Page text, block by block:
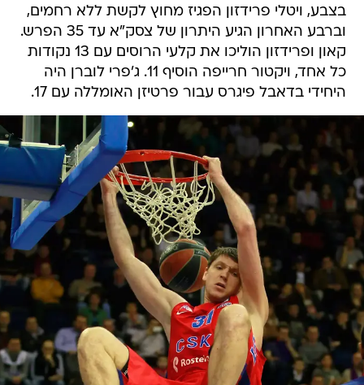
בצבע, ויטלי פרידזון הפגיז מחוץ לקשת ללא רחמים,
וברבע האחרון הגיע היתרון של צסק"א עד 35 הפרש.
קאון ופרידזון הוליכו את קלעי הרוסים עם 13 נקודות
כל אחד, ויקטור חרייפה הוסיף 11. ג'פרי לוברן היה
היחידי בדאבל פיגרס עבור פרטיזן האומללה עם 17.